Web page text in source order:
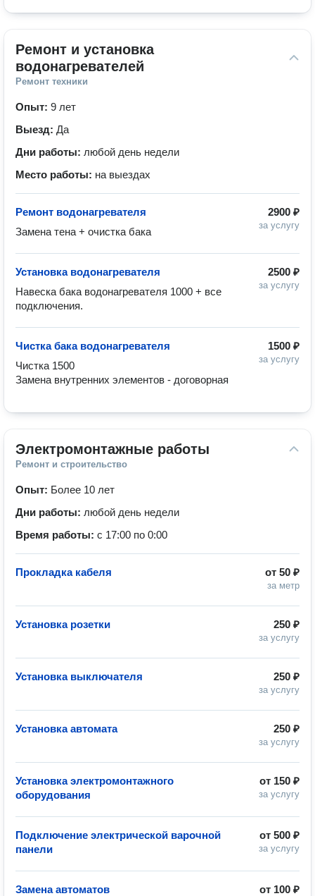
Ремонт и установка
водонагревателей
Ремонт техники
Опыт: 9 лет
Выезд: Да
Дни работы: любой день недели
Место работы: на выездах
2900 ₽
за услугу
Ремонт водонагревателя
Замена тена + очистка бака
2500 ₽
за услугу
Установка водонагревателя
Навеска бака водонагревателя 1000 + все
подключения.
1500 ₽
за услугу
Чистка бака водонагревателя
Чистка 1500
Замена внутренних элементов - договорная
Электромонтажные работы
Ремонт и строительство
Опыт: Более 10 лет
Дни работы: любой день недели
Время работы: с 17:00 по 0:00
от 50 ₽
за метр
Прокладка кабеля
250 ₽
за услугу
Установка розетки
250 ₽
за услугу
Установка выключателя
250 ₽
за услугу
Установка автомата
от 150 ₽
за услугу
Установка электромонтажного
оборудования
от 500 ₽
за услугу
Подключение электрической варочной
панели
от 100 ₽
Замена автоматов